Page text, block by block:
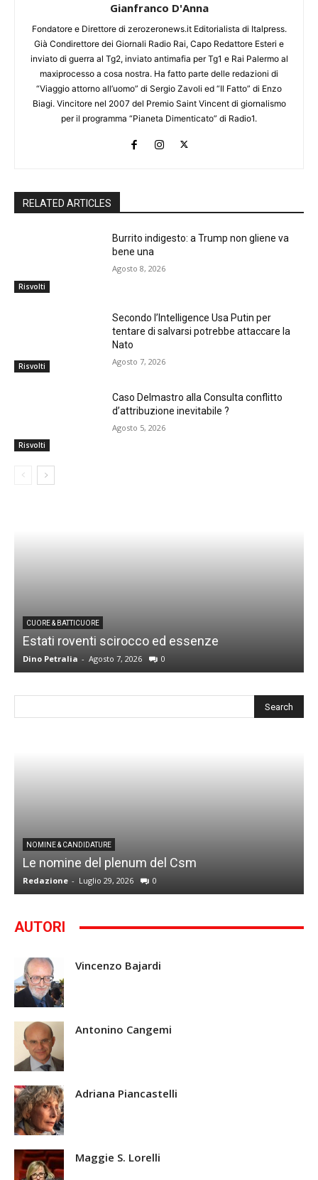
Gianfranco D'Anna
Fondatore e Direttore di zerozeronews.it Editorialista di Italpress.
Già Condirettore dei Giornali Radio Rai, Capo Redattore Esteri e
inviato di guerra al Tg2, inviato antimafia per Tg1 e Rai Palermo al
maxiprocesso a cosa nostra. Ha fatto parte delle redazioni di
“Viaggio attorno all’uomo” di Sergio Zavoli ed “Il Fatto” di Enzo
Biagi. Vincitore nel 2007 del Premio Saint Vincent di giornalismo
per il programma “Pianeta Dimenticato” di Radio1.
RELATED ARTICLES
Risvolti
Burrito indigesto: a Trump non gliene va
bene una
Agosto 8, 2026
Risvolti
Secondo l’Intelligence Usa Putin per
tentare di salvarsi potrebbe attaccare la
Nato
Agosto 7, 2026
Risvolti
Caso Delmastro alla Consulta conflitto
d’attribuzione inevitabile ?
Agosto 5, 2026
CUORE & BATTICUORE
Estati roventi scirocco ed essenze
Dino Petralia - Agosto 7, 2026 0
NOMINE & CANDIDATURE
Le nomine del plenum del Csm
Redazione - Luglio 29, 2026 0
AUTORI
Vincenzo Bajardi
Antonino Cangemi
Adriana Piancastelli
Maggie S. Lorelli